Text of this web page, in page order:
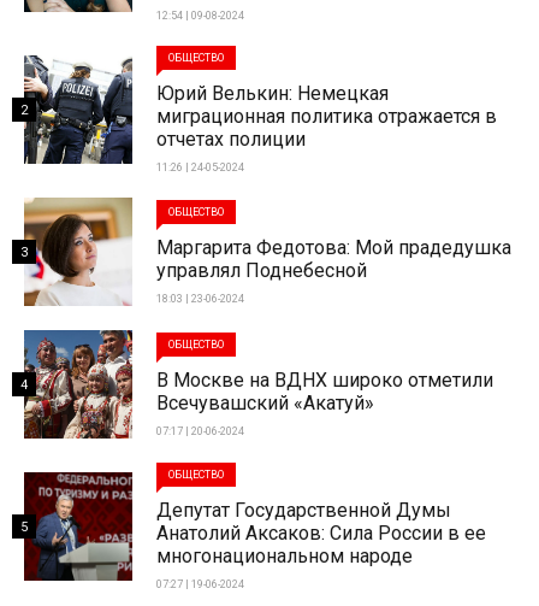
12:54 | 09-08-2024
ОБЩЕСТВО
Юрий Велькин: Немецкая
миграционная политика отражается в
отчетах полиции
11:26 | 24-05-2024
2
ОБЩЕСТВО
Маргарита Федотова: Мой прадедушка
управлял Поднебесной
18:03 | 23-06-2024
3
ОБЩЕСТВО
В Москве на ВДНХ широко отметили
Всечувашский «Акатуй»
07:17 | 20-06-2024
4
ОБЩЕСТВО
Депутат Государственной Думы
Анатолий Аксаков: Сила России в ее
многонациональном народе
07:27 | 19-06-2024
5